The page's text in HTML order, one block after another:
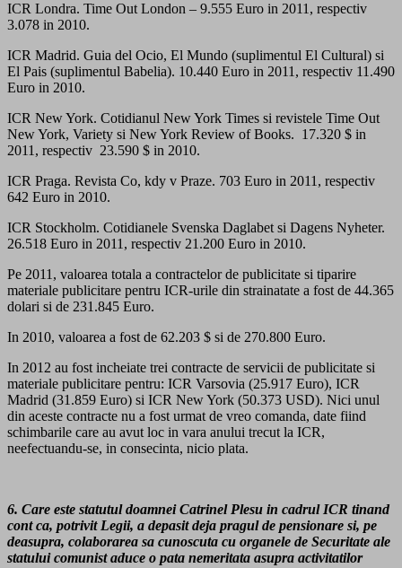
ICR Londra. Time Out London – 9.555 Euro in 2011, respectiv
3.078 in 2010.
ICR Madrid. Guia del Ocio, El Mundo (suplimentul El Cultural) si
El Pais (suplimentul Babelia). 10.440 Euro in 2011, respectiv 11.490
Euro in 2010.
ICR New York. Cotidianul New York Times si revistele Time Out
New York, Variety si New York Review of Books. 17.320 $ in
2011, respectiv 23.590 $ in 2010.
ICR Praga. Revista Co, kdy v Praze. 703 Euro in 2011, respectiv
642 Euro in 2010.
ICR Stockholm. Cotidianele Svenska Daglabet si Dagens Nyheter.
26.518 Euro in 2011, respectiv 21.200 Euro in 2010.
Pe 2011, valoarea totala a contractelor de publicitate si tiparire
materiale publicitare pentru ICR-urile din strainatate a fost de 44.365
dolari si de 231.845 Euro.
In 2010, valoarea a fost de 62.203 $ si de 270.800 Euro.
In 2012 au fost incheiate trei contracte de servicii de publicitate si
materiale publicitare pentru: ICR Varsovia (25.917 Euro), ICR
Madrid (31.859 Euro) si ICR New York (50.373 USD). Nici unul
din aceste contracte nu a fost urmat de vreo comanda, date fiind
schimbarile care au avut loc in vara anului trecut la ICR,
neefectuandu-se, in consecinta, nicio plata.
6. Care este statutul doamnei Catrinel Plesu in cadrul ICR tinand
cont ca, potrivit Legii, a depasit deja pragul de pensionare si, pe
deasupra, colaborarea sa cunoscuta cu organele de Securitate ale
statului comunist aduce o pata nemeritata asupra activitatilor